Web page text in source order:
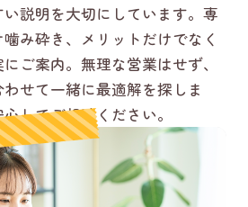
説明を大切にしています。専
み砕き、メリットだけでなく
ご案内。無理な営業はせず、
せて一緒に最適解を探しま
してご相談ください。